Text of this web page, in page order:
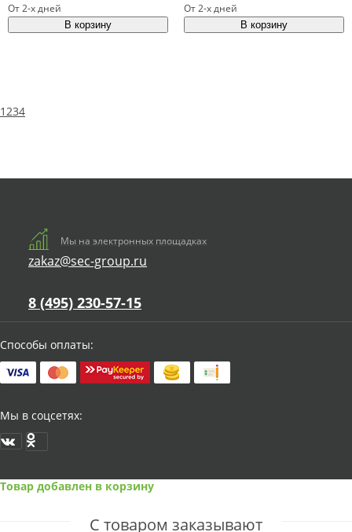
От 2-х дней От 2-х дней
1234
Мы на электронных площадках
zakaz@sec-group.ru
8 (495) 230-57-15
Способы оплаты:
Мы в соцсетях:
Товар добавлен в корзину
С товаром заказывают